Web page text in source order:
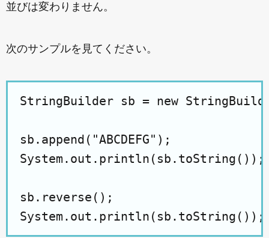
並びは変わりません。
次のサンプルを見てください。
StringBuilder sb = new
sb.append("ABCDEFG");
System.out.println(sb.toString());
sb.reverse();